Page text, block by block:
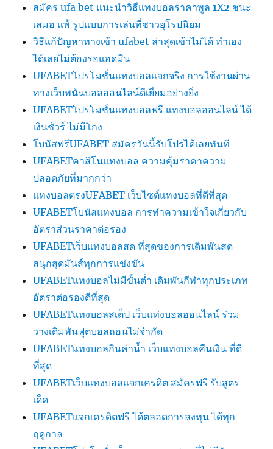
สมัคร ufa bet แนะนำวิธีแทงบอลราคาพูล 1X2 ชนะ
เสมอ แพ้ รูปแบบการเล่นที่ชาวยุโรปนิยม
วิธีแก้ปัญหาทางเข้า ufabet ล่าสุดเข้าไม่ได้ ทำเอง
ได้เลยไม่ต้องรอแอดมิน
UFABETโปรโมชั่นแทงบอลแจกจริง การใช้งานผ่าน
ทางเว็บพนันบอลออนไลน์ดีเยี่ยมอย่างยิ่ง
UFABETโปรโมชั่นแทงบอลฟรี แทงบอลออนไลน์ ได้
เงินชัวร์ ไม่มีโกง
โบนัสฟรีUFABET สมัครวันนี้รับโปรได้เลยทันที
UFABETคาสิโนแทงบอล ความคุ้มราคาความ
ปลอดภัยที่มากกว่า
แทงบอลตรงUFABET เว็บไซต์แทงบอลที่ดีที่สุด
UFABETโบนัสแทงบอล การทำความเข้าใจเกี่ยวกับ
อัตราส่วนราคาต่อรอง
UFABETเว็บแทงบอลสด ที่สุดของการเดิมพันสด
สนุกสุดมันส์ทุกการแข่งขัน
UFABETแทงบอลไม่มีขั้นต่ำ เดิมพันกีฬาทุกประเภท
อัตราต่อรองดีที่สุด
UFABETแทงบอลสเต็ป เว็บแท่งบอลออนไลน์ ร่วม
วางเดิมพันฟุตบอลถอนไม่จำกัด
UFABETแทงบอลกินค่าน้ำ เว็บแทงบอลคืนเงิน ที่ดี
ที่สุด
UFABETเว็บแทงบอลแจกเครดิต สมัครฟรี รับสูตร
เด็ด
UFABETแจกเครดิตฟรี ได้ตลอดการลงทุน ได้ทุก
ฤดูกาล